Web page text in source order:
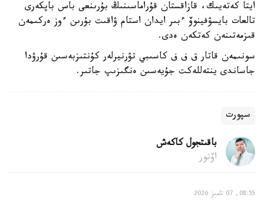
ايتا كەتەيىك، قازاقستان قۇراماسىنىڭ بۇرىنعى باس باپكەرى
تالعات بايسۋفينوۆ ءبىر ايدان استام ۋاقىت بۇرىن ءوز ەركىمەن
قىزمەتىنەن كەتكەن ەدى.
سونىمەن قاتار ق ف ف كاسىبي تۋرنيرلەر كۇنتىزبەسىن قۇرۋدا
جاساندى ينتەللەكت جۇيەسىن ەنگىزىپ جاتىر.
سپورت
باقىتجول كاكەش
اۆتور
08:55, 07 تامىز 2026